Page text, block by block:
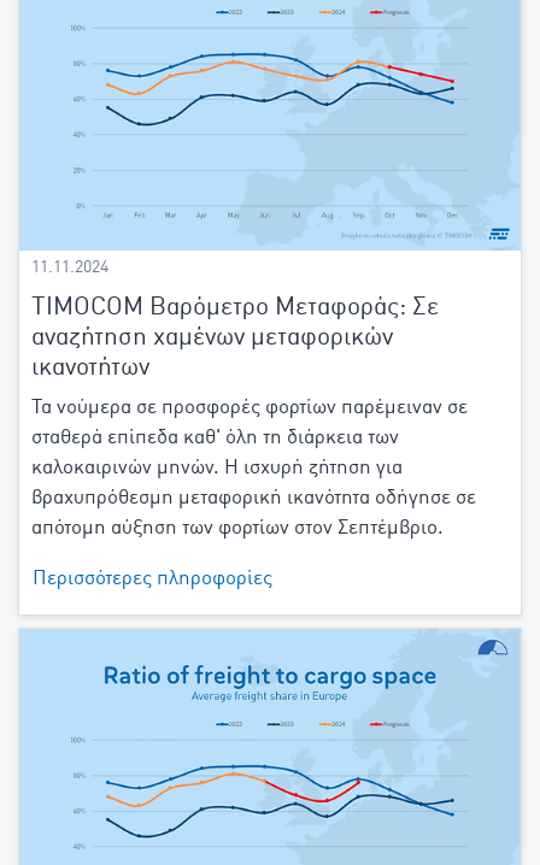
11.11.2024
TIMOCOM Βαρόμετρο Μεταφοράς: Σε
αναζήτηση χαμένων μεταφορικών
ικανοτήτων
Τα νούμερα σε προσφορές φορτίων παρέμειναν σε
σταθερά επίπεδα καθ' όλη τη διάρκεια των
καλοκαιρινών μηνών. Η ισχυρή ζήτηση για
βραχυπρόθεσμη μεταφορική ικανότητα οδήγησε σε
απότομη αύξηση των φορτίων στον Σεπτέμβριο.
Περισσότερες πληροφορίες